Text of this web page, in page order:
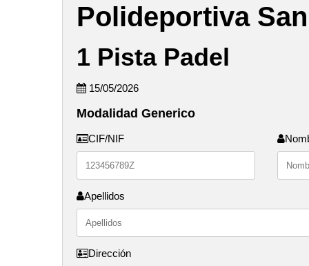
Polideportiva
1 Pista Padel
15/05/2026
Modalidad Generico
CIF/NIF
Apellidos
Dirección